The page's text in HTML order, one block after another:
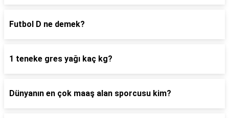
Futbol D ne demek?
1 teneke gres yağı kaç kg?
Dünyanın en çok maaş alan sporcusu kim?